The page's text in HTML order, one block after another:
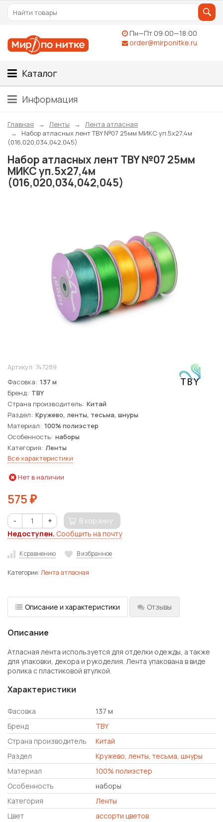
Пн—Пт 09:00—18:00
order@mirponitke.ru
Каталог
Информация
Главная Ленты
Лента атласная
Набор атласных лент TBY №07 25мм МИКС уп.5х27,4м
(016,020,034,042,045)
Набор атласных лент TBY №07 25мм
МИКС уп.5х27,4м
(016,020,034,042,045)
Артикул: 747289
Фасовка 137 м
Бренд TBY
Страна производитель Китай
Раздел Кружево, ленты, тесьма, шнуры
Материал 100% полиэстер
Особенность наборы
Категория Ленты
Все характеристики
Нет в наличии
575 ₽
- +
В корзину
Недоступен. Сообщить на почту
К сравнению В избранное
Категории: Лента атласная
Описание и характеристики Отзывы
Описание
Атласная лента используется для отделки одежды, а также
для упаковки, декора и рукоделия. Лента упакована в виде
ролика c пластиковой втулкой.
Характеристики
Фасовка
137 м
Бренд
TBY
Страна производитель
Китай
Раздел
Кружево, ленты, тесьма, шнуры
Материал
100% полиэстер
Особенность
наборы
Категория
Ленты
Цвет
ассорти цветов